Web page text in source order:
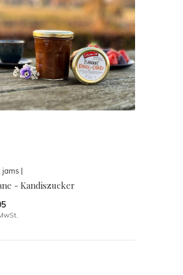
|
- Kandiszucker